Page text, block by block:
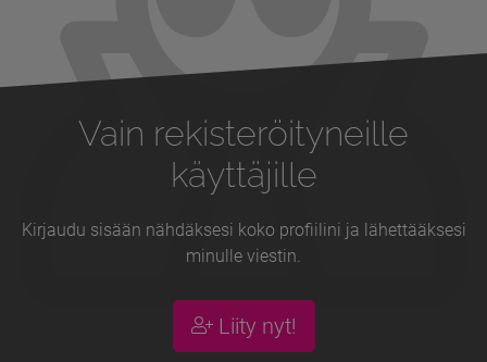
Vain rekisteröityneille
käyttäjille
Kirjaudu sisään nähdäksesi koko profiilini ja lähettääksesi
minulle viestin.
Liity nyt!